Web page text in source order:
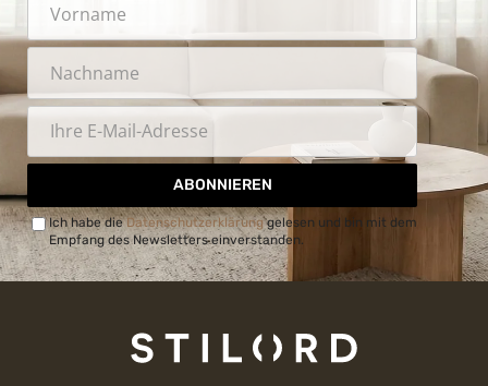
ABONNIEREN
Ich habe dieDatenschutzerklärunggelesen und bin mit dem
Empfang des Newsletters einverstanden.